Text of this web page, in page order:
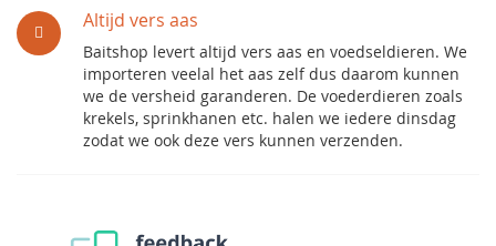
Altijd vers aas
Baitshop levert altijd vers aas en voedseldieren. We
importeren veelal het aas zelf dus daarom kunnen
we de versheid garanderen. De voederdieren zoals
krekels, sprinkhanen etc. halen we iedere dinsdag
zodat we ook deze vers kunnen verzenden.